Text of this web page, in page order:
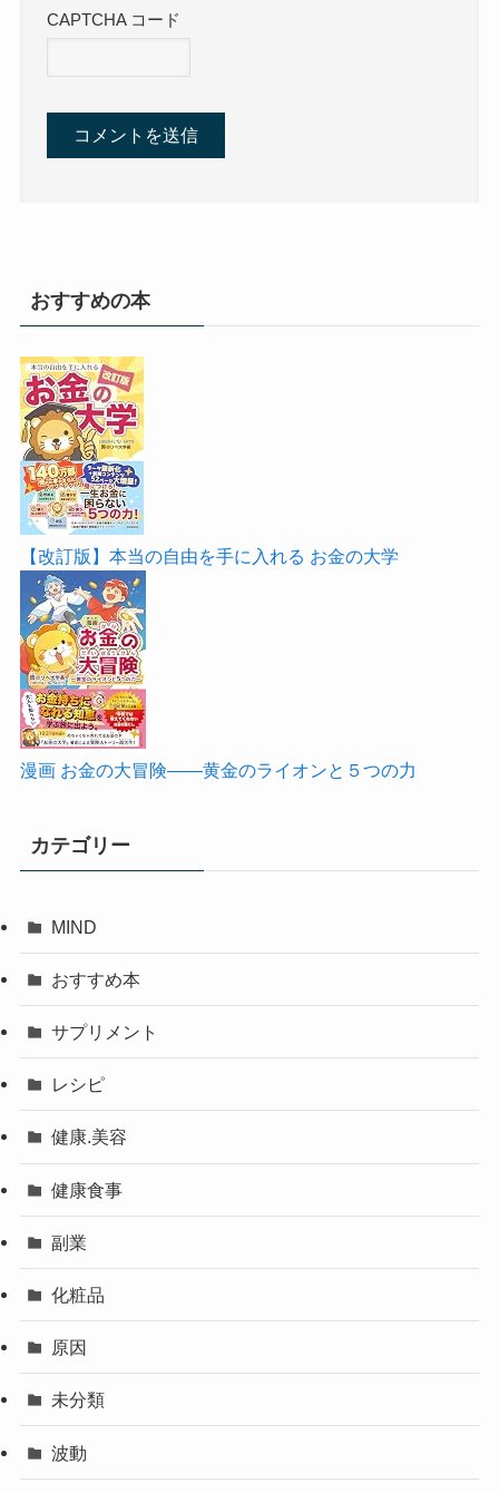
CAPTCHA コード
おすすめの本
【改訂版】本当の自由を手に入れる お金の大学
漫画 お金の大冒険――黄金のライオンと５つの力
カテゴリー
MIND
おすすめ本
サプリメント
レシピ
健康.美容
健康食事
副業
化粧品
原因
未分類
波動